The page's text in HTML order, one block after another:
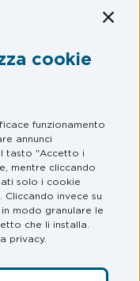
cookie
funzionamento
annunci
tasto "Accetto i
mentre cliccando
solo i cookie
invece su
modo granulare le
che li installa.
privacy.